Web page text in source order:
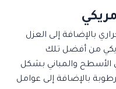
بالإضافة إلى العزل
من أفضل تلك
الأسطح والمباني بشكل
بالإضافة إلى عوامل